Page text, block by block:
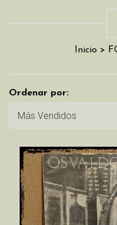
Inicio >
Ordenar por: